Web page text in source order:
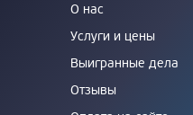
О нас
Услуги и цены
Выигранные дела
Отзывы